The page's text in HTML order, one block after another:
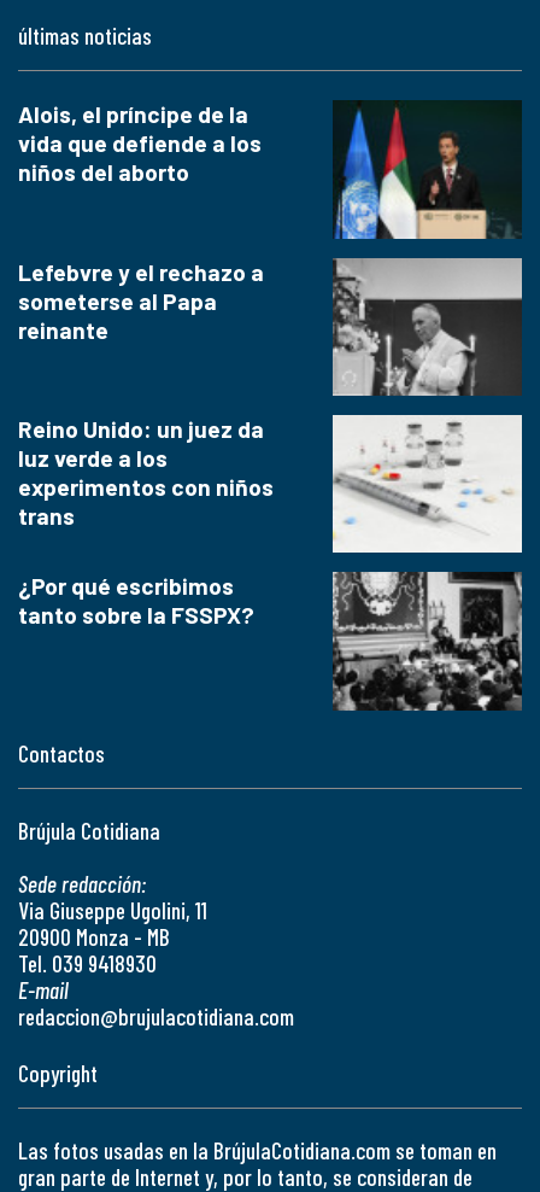
Contactos
Brújula Cotidiana
Sede redacción:
Via Giuseppe Ugolini, 11
20900 Monza - MB
Tel. 039 9418930
E-mail
redaccion@brujulacotidiana.com
últimas noticias
Alois, el príncipe de la
vida que defiende a los
niños del aborto
Lefebvre y el rechazo a
someterse al Papa
reinante
Reino Unido: un juez da
luz verde a los
experimentos con niños
trans
¿Por qué escribimos
tanto sobre la FSSPX?
Copyright
Las fotos usadas en la BrújulaCotidiana.com se toman en
gran parte de Internet y, por lo tanto, se consideran de